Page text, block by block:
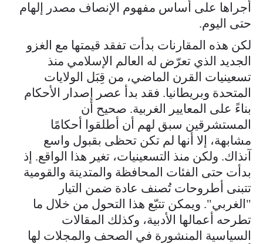
أجراها على أساس مفهوم الإنصاف مصدر إلهام
حتى اليوم.
لكن هذه المقارنات بدأت تفقد قيمتها مع الغزو
الجديد الذي تعرّض له العالم الإسلامي منذ
تسعينيات القرن الماضي، من قِبَل الولايات
المتحدة وبريطانيا. فقد بدأ عصر إصدار الأحكام
بناءً على المعايير الغربية. صحيح أن
المستشرقين سبق لهم أن أطلقوا أحكامًا
مشابهة، إلا أنها لم تكن تحظى بقبول واسع
آنذاك. ولكن منذ التسعينيات، تغير هذا الواقع. إذ
بدأت حتى الفئات المحافظة والمتدينة والقومية
تتبنى أطروحات تُصنف عادة ضمن التيار
"الغربي". ويمكن تتبّع هذا التحول من خلال ما
تطرحه أعمالها الأدبية، وكذلك المقالات
السياسية المنشورة في الصحف والمجلات لها